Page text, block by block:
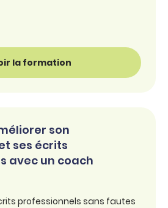
la formation
son
ses écrits
avec un coach
professionnels sans fautes